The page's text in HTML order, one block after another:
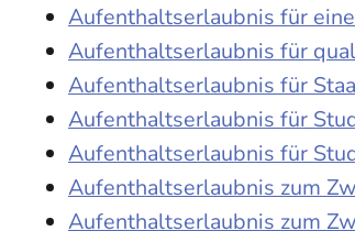
Aufenthaltserlaubnis für
Aufenthaltserlaubnis für
Aufenthaltserlaubnis für
Aufenthaltserlaubnis für
Aufenthaltserlaubnis für
Aufenthaltserlaubnis zum
Aufenthaltserlaubnis zum